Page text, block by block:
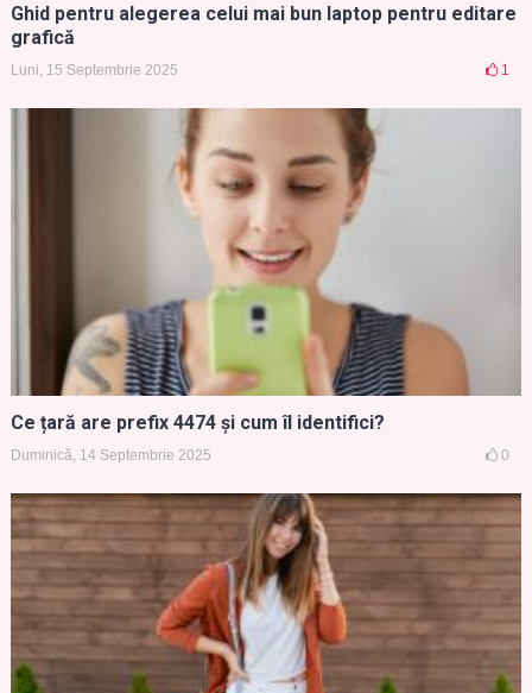
Ghid pentru alegerea celui mai bun laptop pentru editare
grafică
Luni, 15 Septembrie 2025 1
Ce țară are prefix 4474 și cum îl identifici?
Duminică, 14 Septembrie 2025 0